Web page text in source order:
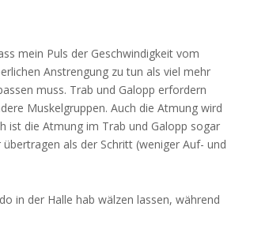
mein Puls der Geschwindigkeit vom
Anstrengung zu tun als viel mehr
muss. Trab und Galopp erfordern
Muskelgruppen. Auch die Atmung wird
ist die Atmung im Trab und Galopp sogar
als der Schritt (weniger Auf- und
in der Halle hab wälzen lassen, während